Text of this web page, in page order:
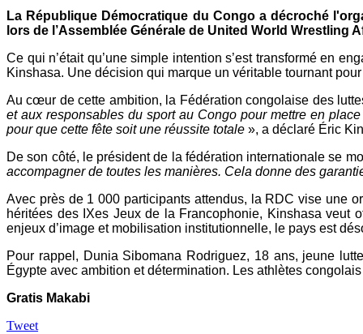
La République Démocratique du Congo a décroché
lors de l’Assemblée Générale de United World Wrestling
Ce qui n’était qu’une simple intention s’est transformé en
Kinshasa. Une décision qui marque un véritable tournant
Au cœur de cette ambition, la Fédération congolaise des
et aux responsables du sport au Congo pour mettre en
pour que cette fête soit une réussite totale », a déclaré Éric
De son côté, le président de la fédération internationale se
accompagner de toutes les manières. Cela donne des
Avec près de 1 000 participants attendus, la RDC vise une
héritées des IXes Jeux de la Francophonie, Kinshasa veut
enjeux d’image et mobilisation institutionnelle, le pays est
Pour rappel, Dunia Sibomana Rodriguez, 18 ans, jeune
Égypte avec ambition et détermination. Les athlètes
Gratis Makabi
Tweet